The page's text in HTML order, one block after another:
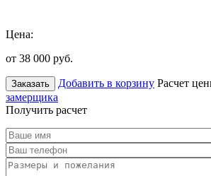
Цена:
от 38 000 руб.
Заказать Добавить в корзину Расчет
замерщика
Получить расчет